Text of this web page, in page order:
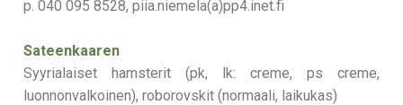
p. 040 095 8528, piia.niemela(a)pp4.inet.fi
Sateenkaaren
Syyrialaiset hamsterit (pk, lk: creme, ps creme,
luonnonvalkoinen), roborovskit (normaali, laikukas)